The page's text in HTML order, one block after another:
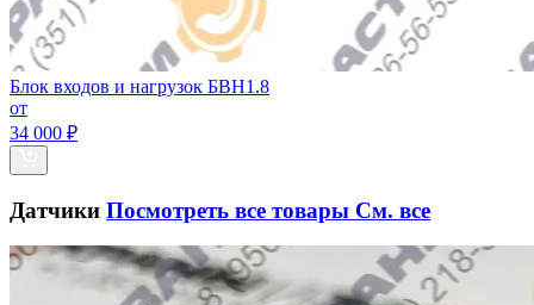
Блок входов и нагрузок БВН1.8
от
34 000 ₽
Датчики Посмотреть все товары См. все